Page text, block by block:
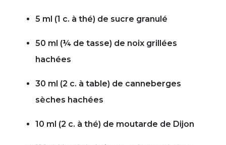
5 ml (1 c. à thé) de sucre granulé
50 ml (¼ de tasse) de noix grillées
hachées
30 ml (2 c. à table) de canneberges
sèches hachées
10 ml (2 c. à thé) de moutarde de Dijon